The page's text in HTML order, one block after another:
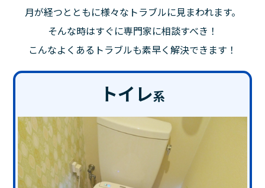
月が経つとともに様々なトラブルに見まわれます。
そんな時はすぐに専門家に相談すべき！
こんなよくあるトラブルも素早く解決できます！
トイレ系